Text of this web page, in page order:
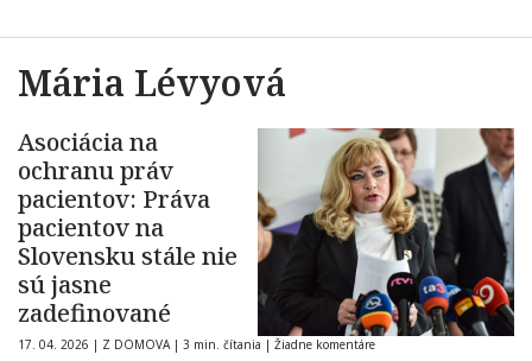
Mária Lévyová
Asociácia na
ochranu práv
pacientov: Práva
pacientov na
Slovensku stále nie
sú jasne
zadefinované
17. 04. 2026 | Z DOMOVA | 3 min. čítania | Žiadne komentáre